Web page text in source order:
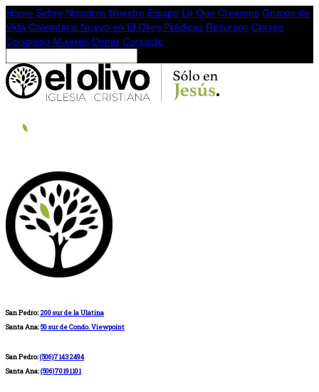
Home Sobre Nosotros Nuestro Equipo Lo Que Creemos Grupos de
Vida Calendario Nuevo en El Olivo Prédicas Recursos Cursos
Congreso Mujeres Donar Contacto
San Pedro: 200 sur de la Ulatina
Santa Ana:50 sur de Condo. Viewpoint
San Pedro:(506)71432494
Santa Ana:(506)70191101